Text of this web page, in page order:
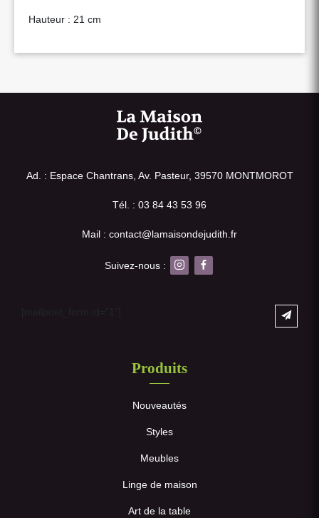
Hauteur : 21 cm
Ad. : Espace Chantrans, Av. Pasteur, 39570 MONTMOROT
Tél. : 03 84 43 53 96
Mail : contact@lamaisondejudith.fr
Suivez-nous :
Produits
Nouveautés
Styles
Meubles
Linge de maison
Art de la table